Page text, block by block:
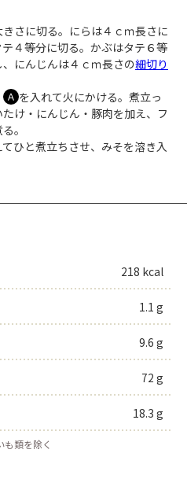
さに切る。にらは４ｃｍ長さに
４等分に切る。かぶはタテ６等
、にんじんは４ｃｍ長さの細切り
Ａ を入れて火にかける。煮立っ
け・にんじん・豚肉を加え、フ
。
てひと煮立ちさせ、みそを溶き入
218 kcal
1.1 g
9.6 g
72 g
18.3 g
も類を除く